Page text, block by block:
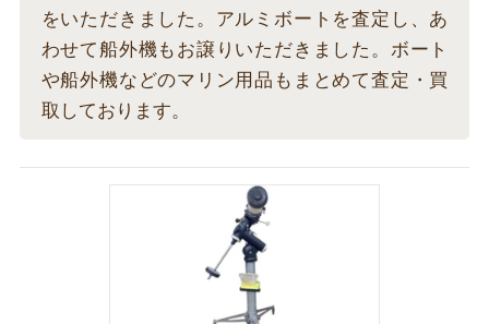
をいただきました。アルミボートを査定し、あ
わせて船外機もお譲りいただきました。ボート
や船外機などのマリン用品もまとめて査定・買
取しております。